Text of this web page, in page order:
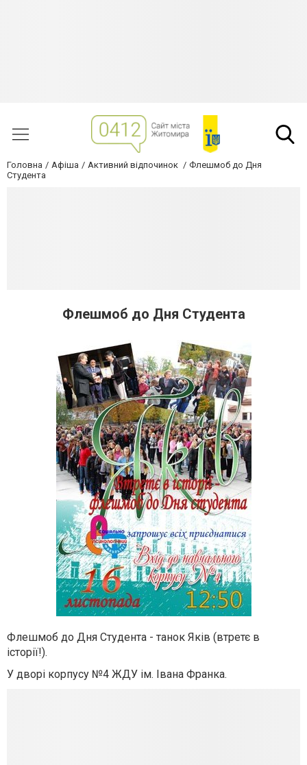
Головна Афіша Активний відпочинок
Флешмоб до Дня
Студента
Флешмоб до Дня Студента
Флешмоб до Дня Студента - танок Яків (втретє в
історії!).
У дворі корпусу №4 ЖДУ ім. Івана Франка.